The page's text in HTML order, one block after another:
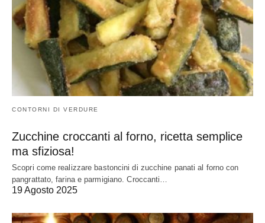
CONTORNI DI VERDURE
Zucchine croccanti al forno, ricetta semplice
ma sfiziosa!
Scopri come realizzare bastoncini di zucchine panati al forno con
pangrattato, farina e parmigiano. Croccanti…
19 Agosto 2025